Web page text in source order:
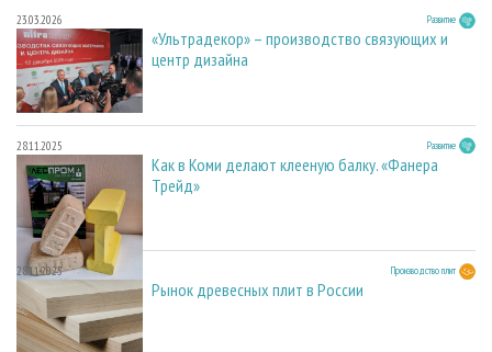
23.03.2026 Развитие
«Ультрадекор» – производство связующих и
центр дизайна
28.11.2025 Развитие
Как в Коми делают клееную балку. «Фанера
Трейд»
28.11.2025 Производство плит
Рынок древесных плит в России